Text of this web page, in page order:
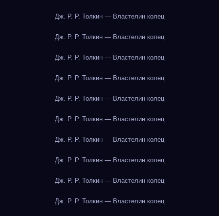
Дж. Р. Р. Толкин — Властелин колец
Дж. Р. Р. Толкин — Властелин колец
Дж. Р. Р. Толкин — Властелин колец
Дж. Р. Р. Толкин — Властелин колец
Дж. Р. Р. Толкин — Властелин колец
Дж. Р. Р. Толкин — Властелин колец
Дж. Р. Р. Толкин — Властелин колец
Дж. Р. Р. Толкин — Властелин колец
Дж. Р. Р. Толкин — Властелин колец
Дж. Р. Р. Толкин — Властелин колец